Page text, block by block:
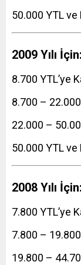
50.000 YTL ve
2009 Yılı İçin:
8.700 YTL’ye
8.700 –
22.000 –
50.000 YTL ve
2008 Yılı İçin:
7.800 YTL’ye
7.800 –
19.800 –